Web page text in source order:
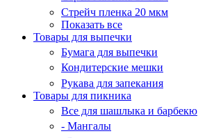
Стрейч пленка 20 мкм
Показать все
Товары для выпечки
Бумага для выпечки
Кондитерские мешки
Рукава для запекания
Товары для пикника
Все для шашлыка и барбекю
- Мангалы